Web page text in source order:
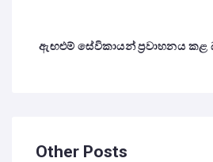
ඇඟළුම් සේවිකායන් ප්‍රවාහනය කළ
Other Posts